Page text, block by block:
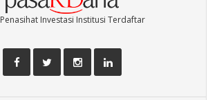
Penasihat Investasi Institusi Terdaftar